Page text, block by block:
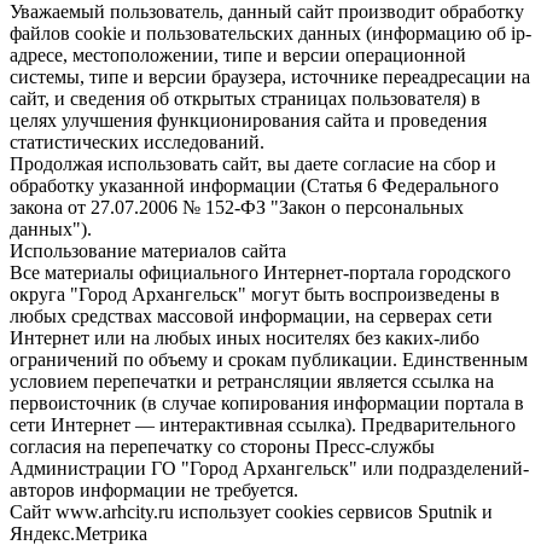
Уважаемый пользователь, данный сайт производит обработку
файлов cookie и пользовательских данных (информацию об ip-
адресе, местоположении, типе и версии операционной
системы, типе и версии браузера, источнике переадресации на
сайт, и сведения об открытых страницах пользователя) в
целях улучшения функционирования сайта и проведения
статистических исследований.
Продолжая использовать сайт, вы даете согласие на сбор и
обработку указанной информации (Статья 6 Федерального
закона от 27.07.2006 № 152-ФЗ "Закон о персональных
данных").
Использование материалов сайта
Все материалы официального Интернет-портала городского
округа "Город Архангельск" могут быть воспроизведены в
любых средствах массовой информации, на серверах сети
Интернет или на любых иных носителях без каких-либо
ограничений по объему и срокам публикации. Единственным
условием перепечатки и ретрансляции является ссылка на
первоисточник (в случае копирования информации портала в
сети Интернет — интерактивная ссылка). Предварительного
согласия на перепечатку со стороны Пресс-службы
Администрации ГО "Город Архангельск" или подразделений-
авторов информации не требуется.
Сайт www.arhcity.ru использует cookies сервисов Sputnik и
Яндекс.Метрика